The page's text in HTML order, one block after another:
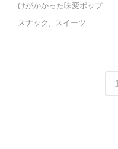
けがかかった味変ポップ...
スナック
スイーツ